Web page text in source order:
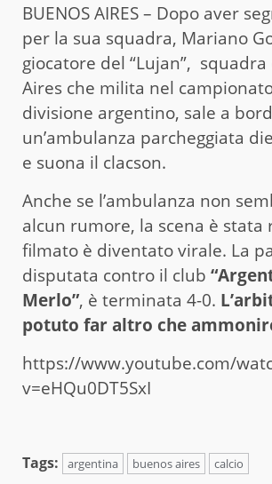
BUENOS AIRES – Dopo aver
per la sua squadra, Mariano
giocatore del “Lujan”,
Aires che milita nel
divisione argentino, sale a
un’ambulanza parcheggiata
e suona il clacson.
Anche se l’ambulanza non
alcun rumore, la scena è stata
filmato è diventato virale. La
disputata contro il club
Merlo”, è terminata 4-0.
potuto far altro che
https://www.youtube.com/
v=eHQu0DT5SxI
Tags: argentina buenos aires calcio